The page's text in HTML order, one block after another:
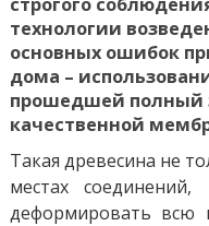
технологии
основных ошибок
дома –
прошедшей полный
качественной
Такая древесина не
местах
деформировать всю